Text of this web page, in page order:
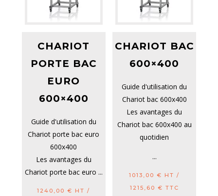
CHARIOT
PORTE BAC
EURO
600×400
Guide d'utilisation du
Chariot porte bac euro
600x400
Les avantages du
Chariot porte bac euro ...
1240,00€ HT /
CHARIOT BAC
600×400
Guide d'utilisation du
Chariot bac 600x400
Les avantages du
Chariot bac 600x400 au
quotidien
...
1013,00€ HT /
1215,60 € TTC